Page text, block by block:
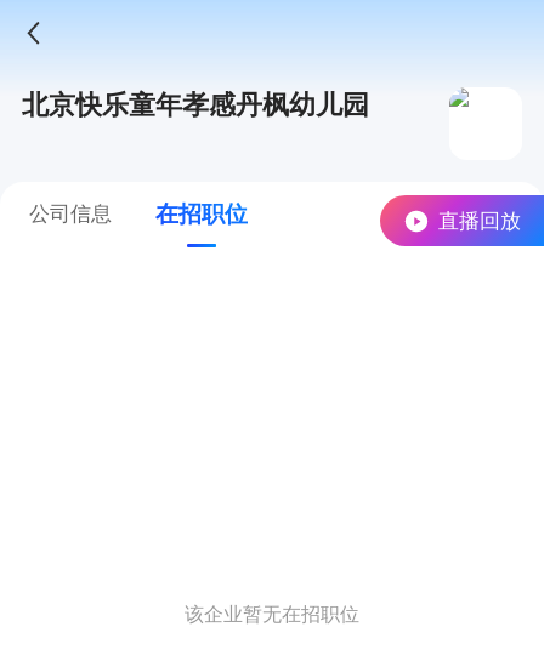
直播回放
北京快乐童年孝感丹枫幼儿园
公司信息 在招职位
该企业暂无在招职位